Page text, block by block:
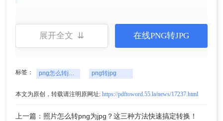
换工具来将PNG转换为JPG。下面以转转大师在线
转换工具操作为例。
操作如下：
https://pdftoword.55.la/img2jpg/
展开全文 ⇊ 在线PNG转JPG
标签： png怎么转jpg格式 png转jpg
本文为原创，转载请注明原网址: https://pdftoword.55.la/news/17237.html
上一篇：照片怎么转png为jpg？这三种方法快速搞定转换！